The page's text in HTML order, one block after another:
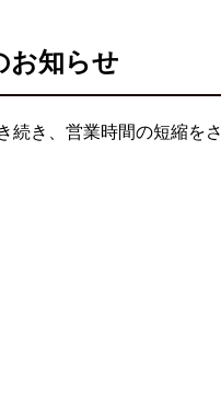
お知らせ
続き、営業時間の短縮をさ